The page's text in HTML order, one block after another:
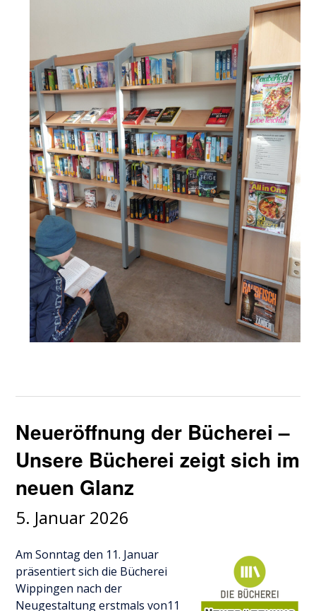
Neueröffnung der Bücherei –
Unsere Bücherei zeigt sich im
neuen Glanz
5. Januar 2026
Am Sonntag den 11. Januar
präsentiert sich die Bücherei
Wippingen nach der
Neugestaltung erstmals von11